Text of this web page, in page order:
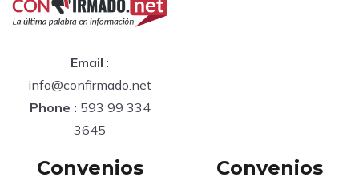
Email :
info@confirmado.net
Phone : 593 99 334
3645
Convenios Convenios